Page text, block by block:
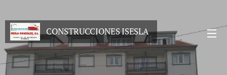
CONSTRUCCIONES ISESLA
GONZALEZ S.L.